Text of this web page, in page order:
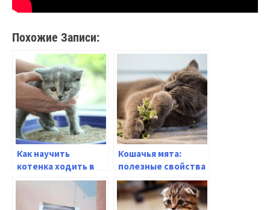
Похожие Записи:
Как научить
котенка ходить в
лоток: полезные
эффективные
Кошачья мята:
полезные свойства
и способы
использования для
здоровья и